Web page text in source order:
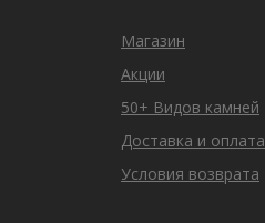
Магазин
Акции
50+ Видов камней
Доставка и оплата
Условия возврата